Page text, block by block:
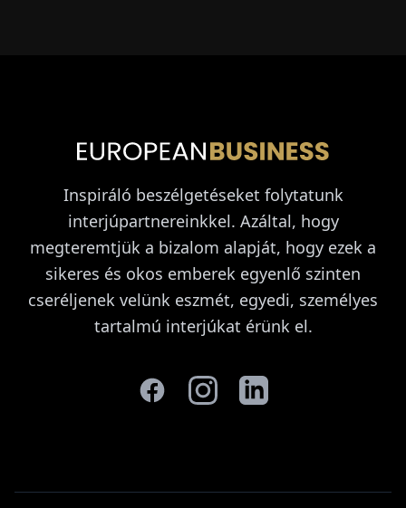
Inspiráló beszélgetéseket folytatunk
interjúpartnereinkkel. Azáltal, hogy
megteremtjük a bizalom alapját, hogy ezek a
sikeres és okos emberek egyenlő szinten
cseréljenek velünk eszmét, egyedi, személyes
tartalmú interjúkat érünk el.